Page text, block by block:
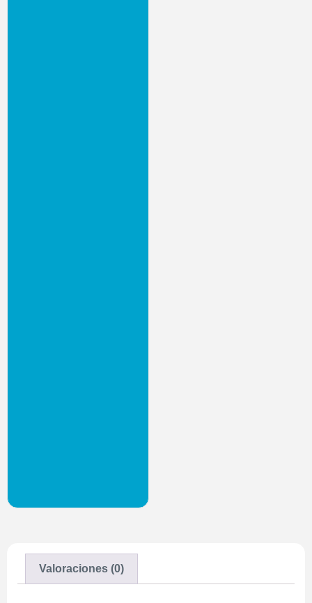
Valoraciones (0)